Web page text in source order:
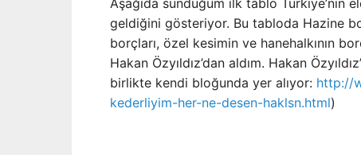
Aşağıda sunduğum ilk tablo Türkiye’nin
geldiğini gösteriyor. Bu tabloda Hazine
borçları, özel kesimin ve hanehalkının
Hakan Özyıldız’dan aldım. Hakan
birlikte kendi bloğunda yer alıyor: http://
kederliyim-her-ne-desen-haklsn.html)